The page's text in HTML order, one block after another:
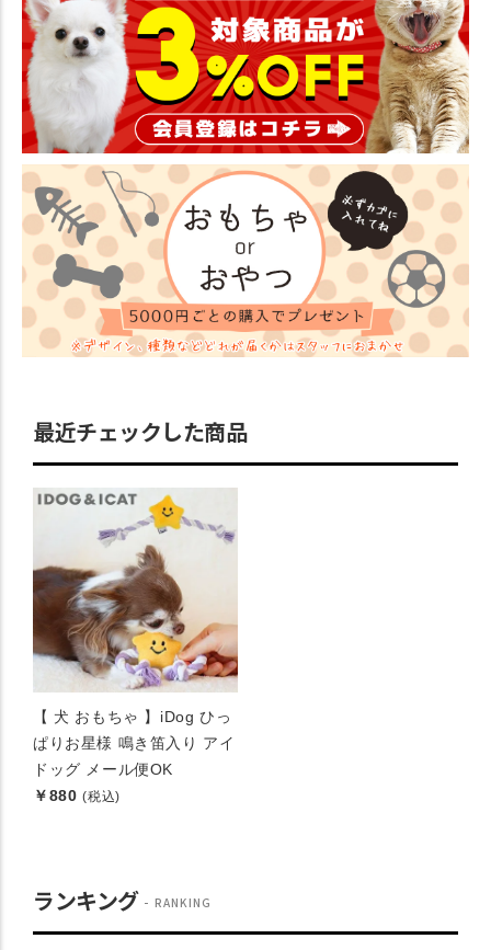
最近チェックした商品
【 犬 おもちゃ 】iDog ひっ
ぱりお星様 鳴き笛入り アイ
ドッグ メール便OK
￥880 (税込)
ランキング RANKING